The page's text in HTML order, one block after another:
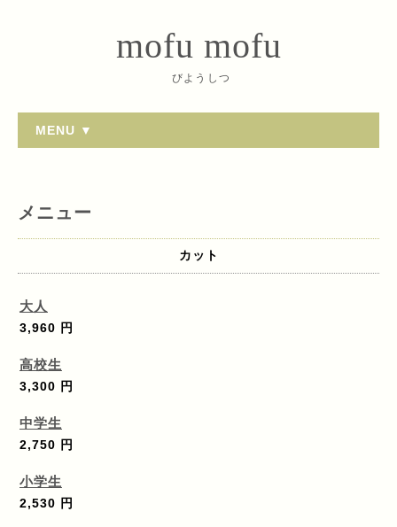
mofu mofu
びようしつ
MENU ▼
メニュー
カット
大人
3,960 円
高校生
3,300 円
中学生
2,750 円
小学生
2,530 円